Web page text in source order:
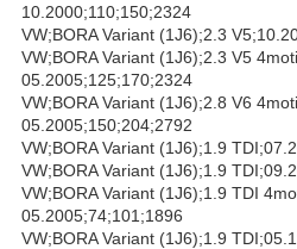
10.2000;110;150;2324
VW;BORA Variant (1J6);2.3
VW;BORA Variant (1J6);2.3 V5
05.2005;125;170;2324
VW;BORA Variant (1J6);2.8 V6
05.2005;150;204;2792
VW;BORA Variant (1J6);1.9
VW;BORA Variant (1J6);1.9
VW;BORA Variant (1J6);1.9 TDI
05.2005;74;101;1896
VW;BORA Variant (1J6);1.9